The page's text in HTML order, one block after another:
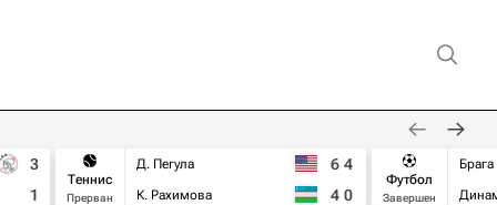
3
1
Теннис
Прерван
Д. Пегула
К. Рахимова
6 4
4 0
Футбол
Завершен
Брага